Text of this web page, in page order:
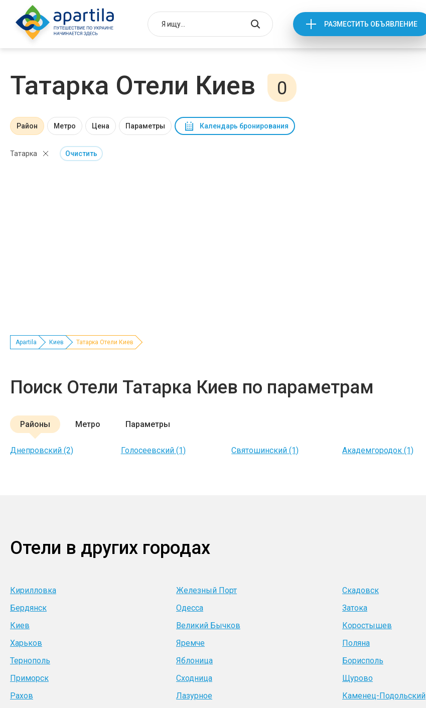
РАЗМЕСТИТЬ ОБЪЯВЛЕНИЕ
Татарка Отели Киев 0
Район Метро Цена Параметры Календарь бронирования
Татарка Очистить
Apartila Киев Татарка Отели Киев
Поиск Отели Татарка Киев по параметрам
Районы Метро Параметры
Днепровский (2) Голосеевский (1) Святошинский (1) Академгородок (1)
Отели в других городах
Кирилловка Железный Порт Скадовск
Бердянск
Одесса Затока
Киев
Великий Бычков Коростышев
Харьков
Яремче Поляна
Тернополь
Яблоница Борисполь
Приморск
Сходница Щурово
Рахов
Лазурное Каменец-Подольский